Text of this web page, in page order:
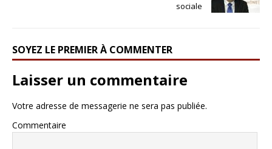
sociale
SOYEZ LE PREMIER À COMMENTER
Laisser un commentaire
Votre adresse de messagerie ne sera pas publiée.
Commentaire